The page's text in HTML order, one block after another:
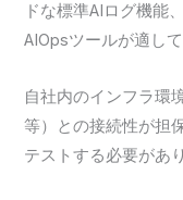
ドな標準AIログ機能
AIOpsツールが適して
自社内のインフラ環
等）との接続性が担
テストする必要があ